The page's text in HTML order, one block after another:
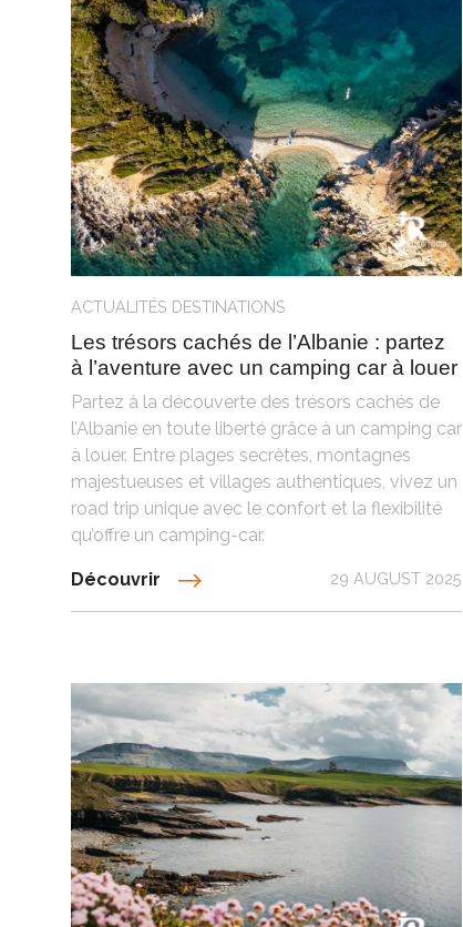
ACTUALITÉS DESTINATIONS
Les trésors cachés de l’Albanie : partez
à l’aventure avec un camping car à louer
Partez à la découverte des trésors cachés de
l’Albanie en toute liberté grâce à un camping car
à louer. Entre plages secrètes, montagnes
majestueuses et villages authentiques, vivez un
road trip unique avec le confort et la flexibilité
qu’offre un camping-car.
Découvrir 29 AUGUST 2025